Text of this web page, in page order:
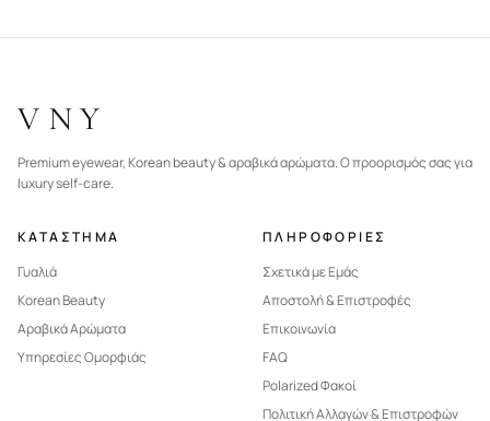
VNY
Premium eyewear, Korean beauty & αραβικά αρώματα. Ο προορισμός σας για
luxury self-care.
ΚΑΤΑΣΤΗΜΑ
Γυαλιά
Korean Beauty
Αραβικά Αρώματα
Υπηρεσίες Ομορφιάς
ΠΛΗΡΟΦΟΡΙΕΣ
Σχετικά με Εμάς
Αποστολή & Επιστροφές
Επικοινωνία
FAQ
Polarized Φακοί
Πολιτική Αλλαγών & Επιστροφών